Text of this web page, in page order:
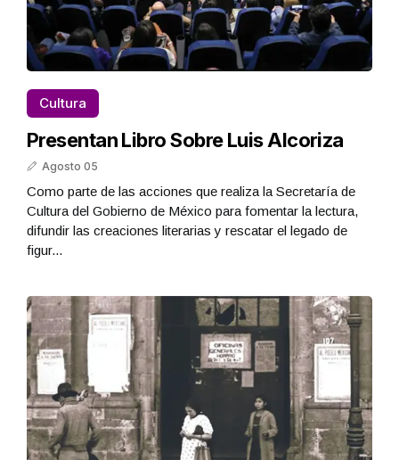
Cultura
Presentan Libro Sobre Luis Alcoriza
Agosto 05
Como parte de las acciones que realiza la Secretaría de
Cultura del Gobierno de México para fomentar la lectura,
difundir las creaciones literarias y rescatar el legado de
figur...